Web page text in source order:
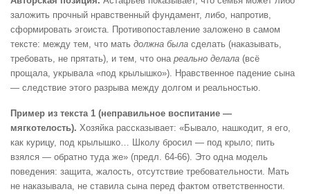
заложить прочный нравственный фундамент, либо, напротив,
сформировать эгоиста. Противопоставление заложено в самом
тексте: между тем, что мать должна была сделать (наказывать,
требовать, не прятать), и тем, что она реально делала (всё
прощала, укрывала «под крылышко»). Нравственное падение сына
— следствие этого разрыва между долгом и реальностью.
Пример из текста 1 (неправильное воспитание —
мягкотелость). Хозяйка рассказывает: «Бывало, нашкодит, я его,
как курицу, под крылышко… Школу бросил — под крыло; пить
взялся — обратно туда же» (предл. 64-66). Это одна модель
поведения: защита, жалость, отсутствие требовательности. Мать
не наказывала, не ставила сына перед фактом ответственности.